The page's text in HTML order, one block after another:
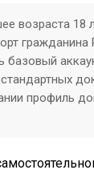
возраста 18
базовый
профиль